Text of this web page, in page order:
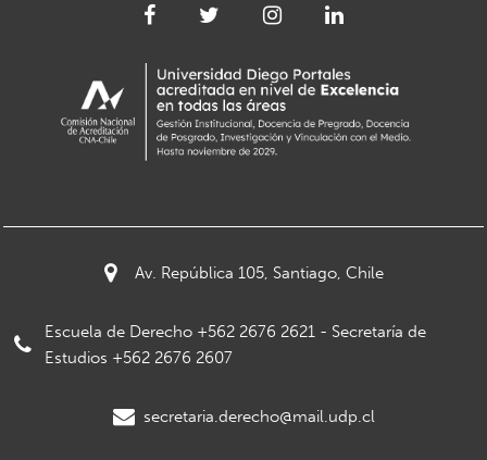
Av. República 105, Santiago, Chile
Escuela de Derecho +562 2676 2621 - Secretaría de
Estudios +562 2676 2607
secretaria.derecho@mail.udp.cl